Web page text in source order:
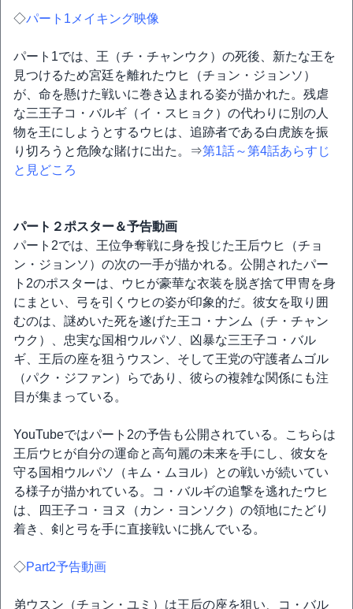
◇パート1メイキング映像
パート1では、王（チ・チャンウク）の死後、新たな王を
見つけるため宮廷を離れたウヒ（チョン・ジョンソ）
が、命を懸けた戦いに巻き込まれる姿が描かれた。残虐
な三王子コ・バルギ（イ・スヒョク）の代わりに別の人
物を王にしようとするウヒは、追跡者である白虎族を振
り切ろうと危険な賭けに出た。⇒第1話～第4話あらすじ
と見どころ
パート２ポスター＆予告動画
パート2では、王位争奪戦に身を投じた王后ウヒ（チョ
ン・ジョンソ）の次の一手が描かれる。公開されたパー
ト2のポスターは、ウヒが豪華な衣装を脱ぎ捨て甲冑を身
にまとい、弓を引くウヒの姿が印象的だ。彼女を取り囲
むのは、謎めいた死を遂げた王コ・ナンム（チ・チャン
ウク）、忠実な国相ウルパソ、凶暴な三王子コ・バル
ギ、王后の座を狙うウスン、そして王党の守護者ムゴル
（パク・ジファン）らであり、彼らの複雑な関係にも注
目が集まっている。
YouTubeではパート2の予告も公開されている。こちらは
王后ウヒが自分の運命と高句麗の未来を手にし、彼女を
守る国相ウルパソ（キム・ムヨル）との戦いが続いてい
る様子が描かれている。コ・バルギの追撃を逃れたウヒ
は、四王子コ・ヨヌ（カン・ヨンソク）の領地にたどり
着き、剣と弓を手に直接戦いに挑んでいる。
◇Part2予告動画
弟ウスン（チョン・ユミ）は王后の座を狙い、コ・バル